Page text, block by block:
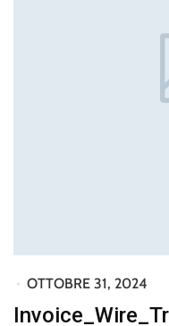
OTTOBRE 31, 2024